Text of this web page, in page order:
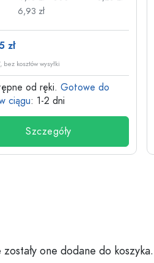
6,93 zł
zł
bez kosztów wysyłki
od ręki. Gotowe do
ciągu: 1-2 dni
Szczegóły
one dodane do koszyka.